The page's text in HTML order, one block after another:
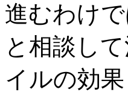
進むわけ
と相談し
イルの効